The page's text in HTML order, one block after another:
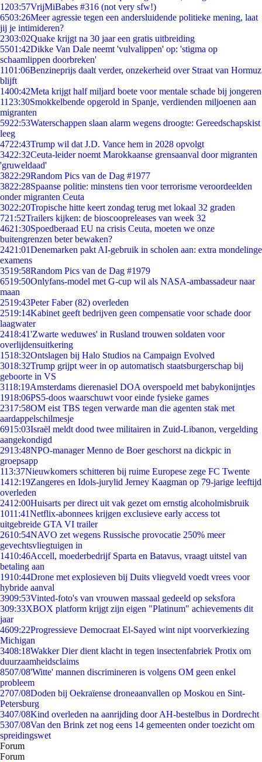
1203:57VrijMiBabes #316 (not very sfw!)
6503:26Meer agressie tegen een andersluidende politieke mening, laat
jij je intimideren?
2303:02Quake krijgt na 30 jaar een gratis uitbreiding
5501:42Dikke Van Dale neemt 'vulvalippen' op: 'stigma op
schaamlippen doorbreken'
1101:06Benzineprijs daalt verder, onzekerheid over Straat van Hormuz
blijft
1400:42Meta krijgt half miljard boete voor mentale schade bij jongeren
11 23:30Smokkelbende opgerold in Spanje, verdienden miljoenen aan
migranten
5922:53Waterschappen slaan alarm wegens droogte: Gereedschapskist
leeg
4722:43Trump wil dat J.D. Vance hem in 2028 opvolgt
3422:32Ceuta-leider noemt Marokkaanse grensaanval door migranten
'gruweldaad'
3822:29Random Pics van de Dag #1977
3822:28Spaanse politie: minstens tien voor terrorisme veroordeelden
onder migranten Ceuta
3022:20Tropische hitte keert zondag terug met lokaal 32 graden
721:52Trailers kijken: de bioscoopreleases van week 32
4621:30Spoedberaad EU na crisis Ceuta, moeten we onze
buitengrenzen beter bewaken?
2421:01Denemarken pakt AI-gebruik in scholen aan: extra mondelinge
examens
3519:58Random Pics van de Dag #1979
6519:50Onlyfans-model met G-cup wil als NASA-ambassadeur naar
maan
2519:43Peter Faber (82) overleden
2519:14Kabinet geeft bedrijven geen compensatie voor schade door
laagwater
2418:41'Zwarte weduwes' in Rusland trouwen soldaten voor
overlijdensuitkering
1518:32Ontslagen bij Halo Studios na Campaign Evolved
3018:32Trump grijpt weer in op automatisch staatsburgerschap bij
geboorte in VS
3118:19Amsterdams dierenasiel DOA overspoeld met babykonijntjes
1918:06PS5-doos waarschuwt voor einde fysieke games
2317:58OM eist TBS tegen verwarde man die agenten stak met
aardappelschilmesje
6915:03Israël meldt dood twee militairen in Zuid-Libanon, vergelding
aangekondigd
2913:48NPO-manager Menno de Boer geschorst na dickpic in
groepsapp
113:37Nieuwkomers schitteren bij ruime Europese zege FC Twente
1412:19Zangeres en Idols-jurylid Jerney Kaagman op 79-jarige leeftijd
overleden
2412:00Huisarts per direct uit vak gezet om ernstig alcoholmisbruik
1011:41Netflix-abonnees krijgen exclusieve early access tot
uitgebreide GTA VI trailer
2610:54NAVO zet wegens Russische provocatie 250% meer
gevechtsvliegtuigen in
1410:46Accell, moederbedrijf Sparta en Batavus, vraagt uitstel van
betaling aan
1910:44Drone met explosieven bij Duits vliegveld voedt vrees voor
hybride aanval
3909:53Vinted-foto's van vrouwen massaal gedeeld op seksfora
309:33XBOX platform krijgt zijn eigen "Platinum" achievements dit
jaar
4609:22Progressieve Democraat El-Sayed wint nipt voorverkiezing
Michigan
3408:18Wakker Dier dient klacht in tegen insectenfabriek Protix om
duurzaamheidsclaims
8507/08'Witte' mannen discrimineren is volgens OM geen enkel
probleem
2707/08Doden bij Oekraïense droneaanvallen op Moskou en Sint-
Petersburg
3407/08Kind overleden na aanrijding door AH-bestelbus in Dordrecht
5307/08Van den Brink zet nog eens 14 gemeenten onder toezicht om
spreidingswet
Forum
Forum